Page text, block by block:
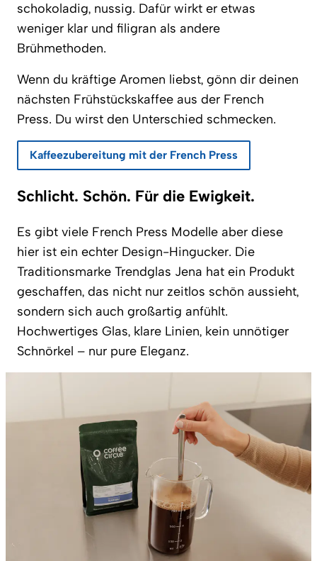
schokoladig, nussig. Dafür wirkt er etwas
weniger klar und filigran als andere
Brühmethoden.
Wenn du kräftige Aromen liebst, gönn dir deinen
nächsten Frühstückskaffee aus der French
Press. Du wirst den Unterschied schmecken.
Kaffeezubereitung mit der French Press
Schlicht. Schön. Für die Ewigkeit.
Es gibt viele French Press Modelle aber diese
hier ist ein echter Design-Hingucker. Die
Traditionsmarke Trendglas Jena hat ein Produkt
geschaffen, das nicht nur zeitlos schön aussieht,
sondern sich auch großartig anfühlt.
Hochwertiges Glas, klare Linien, kein unnötiger
Schnörkel – nur pure Eleganz.